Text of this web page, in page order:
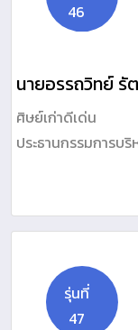
46
นายอรรถวิทย์ รั
ศิษย์เก่าดีเด่น
ประธานกรรมการบ
รุ่นที่
47